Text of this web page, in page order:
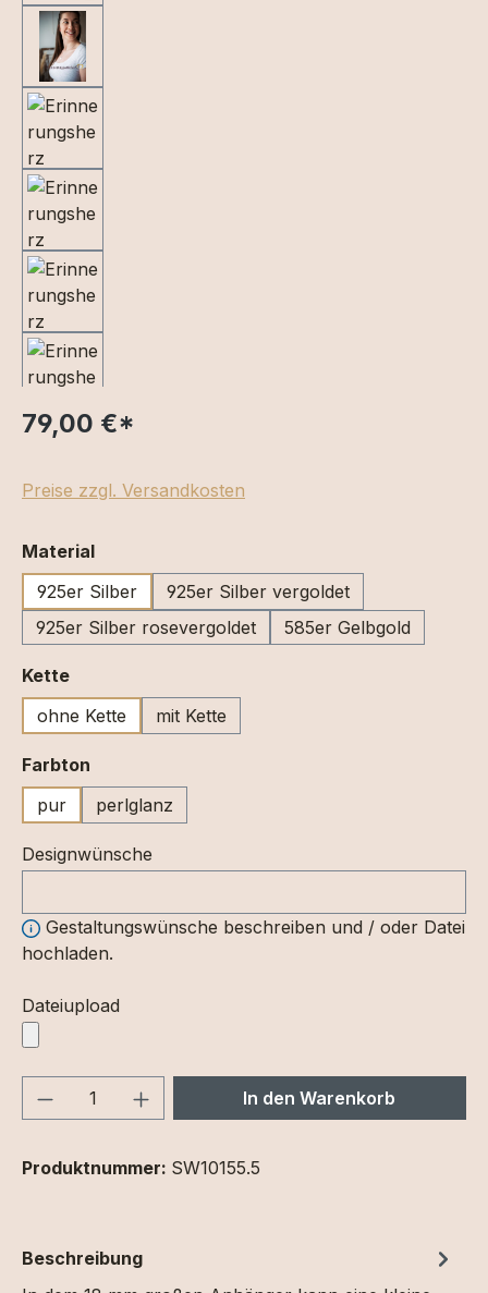
79,00 €*
Preise zzgl. Versandkosten
Materialauswählen
925er Silber
925er Silber vergoldet
925er Silber rosevergoldet
585er Gelbgold
Ketteauswählen
ohne Kette
mit Kette
Farbton
pur
perlglanz
Designwünsche
Gestaltungswünsche beschreiben und / oder Datei
hochladen.
Dateiupload
Produkt Anzahl: Gib denIn den Warenkorb
Produktnummer: SW10155.5
Beschreibung